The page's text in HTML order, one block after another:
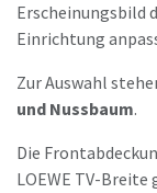
Erscheinungsbild
Einrichtung
Zur Auswahl
und Nussbaum.
Die
LOEWE TV-